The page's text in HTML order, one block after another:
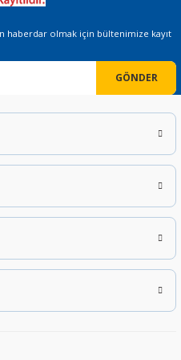
haberdar olmak için bültenimize kayıt
GÖNDER